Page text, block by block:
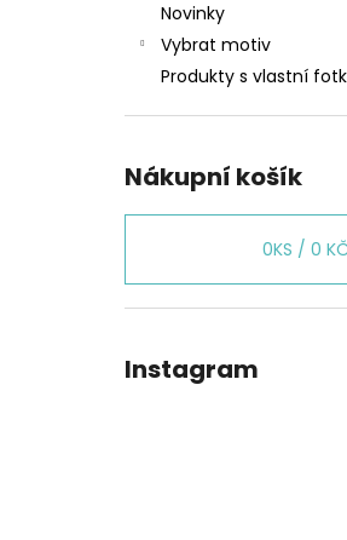
Novinky
Vybrat motiv
Produkty s vlastní
Nákupní košík
0KS / 0
Instagram